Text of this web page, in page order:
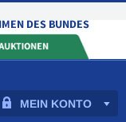
MEIN KONTO